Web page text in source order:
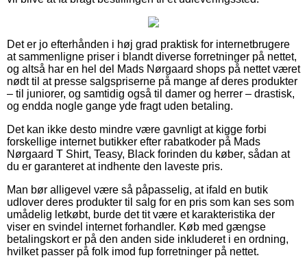
Det er jo efterhånden i høj grad praktisk for internetbrugere
at sammenligne priser i blandt diverse forretninger på nettet,
og altså har en hel del Mads Nørgaard shops på nettet været
nødt til at presse salgspriserne på mange af deres produkter
– til juniorer, og samtidig også til damer og herrer – drastisk,
og endda nogle gange yde fragt uden betaling.
Det kan ikke desto mindre være gavnligt at kigge forbi
forskellige internet butikker efter rabatkoder på Mads
Nørgaard T Shirt, Teasy, Black forinden du køber, sådan at
du er garanteret at indhente den laveste pris.
Man bør alligevel være så påpasselig, at ifald en butik
udlover deres produkter til salg for en pris som kan ses som
umådelig letkøbt, burde det tit være et karakteristika der
viser en svindel internet forhandler. Køb med gængse
betalingskort er på den anden side inkluderet i en ordning,
hvilket passer på folk imod fup forretninger på nettet.